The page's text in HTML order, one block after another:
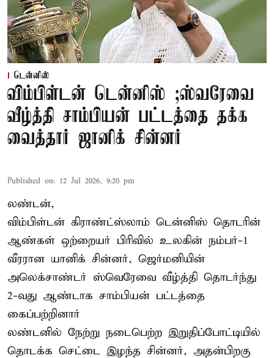
டென்னிஸ்
விம்பிள்டன் டென்னிஸ் ;ஸ்வரேவை
வீழ்த்தி சாம்பியன் பட்டத்தை தக்க
வைத்தார் ஜானிக் சின்னர்
Published on: 12 Jul 2026, 9:20 pm
லண்டன்,
விம்பிள்டன் கிராண்ட்ஸ்லாம் டென்னிஸ் தொடரின்
ஆண்கள் ஒற்றையர் பிரிவில் உலகின் நம்பர்-1
வீரரான யானிக் சின்னர், ஜெர்மனியின்
அலெக்சாண்டர் ஸ்வெரேவை வீழ்த்தி தொடர்ந்து
2-வது ஆண்டாக சாம்பியன் பட்டத்தை
கைப்பற்றினார்
லண்டனில் நேற்று நடைபெற்ற இறுதிப்போட்டியில்
தொடக்க செட்டை இழந்த சின்னர், அதன்பிறகு